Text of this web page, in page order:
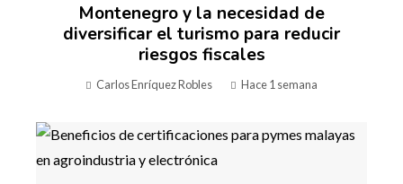
Montenegro y la necesidad de
diversificar el turismo para reducir
riesgos fiscales
Carlos Enríquez Robles Hace 1 semana